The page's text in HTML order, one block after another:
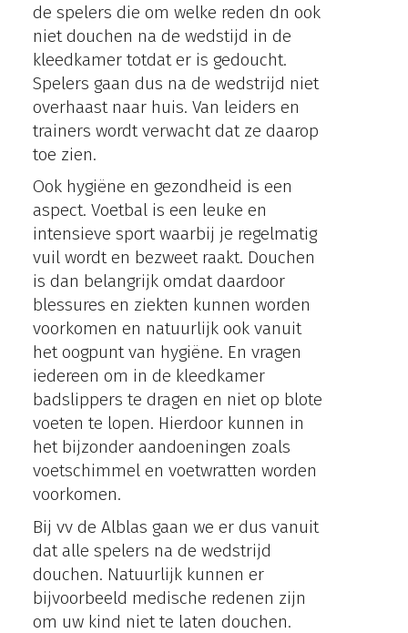
de spelers die om welke reden dn ook
niet douchen na de wedstijd in de
kleedkamer totdat er is gedoucht.
Spelers gaan dus na de wedstrijd niet
overhaast naar huis. Van leiders en
trainers wordt verwacht dat ze daarop
toe zien.
Ook hygiëne en gezondheid is een
aspect. Voetbal is een leuke en
intensieve sport waarbij je regelmatig
vuil wordt en bezweet raakt. Douchen
is dan belangrijk omdat daardoor
blessures en ziekten kunnen worden
voorkomen en natuurlijk ook vanuit
het oogpunt van hygiëne. En vragen
iedereen om in de kleedkamer
badslippers te dragen en niet op blote
voeten te lopen. Hierdoor kunnen in
het bijzonder aandoeningen zoals
voetschimmel en voetwratten worden
voorkomen.
Bij vv de Alblas gaan we er dus vanuit
dat alle spelers na de wedstrijd
douchen. Natuurlijk kunnen er
bijvoorbeeld medische redenen zijn
om uw kind niet te laten douchen.